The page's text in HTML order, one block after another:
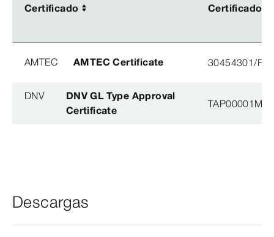
Certificado Certificado
Certificado Certificado
AMTEC AMTEC Certificate 30454301/
DNV
DNV GL Type Approval
Certificate
TAP00001M5,
Descargas